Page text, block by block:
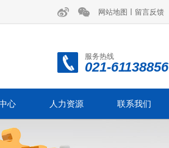
网站地图 留言反馈
服务热线
021-61138856
心 人力资源 联系我们